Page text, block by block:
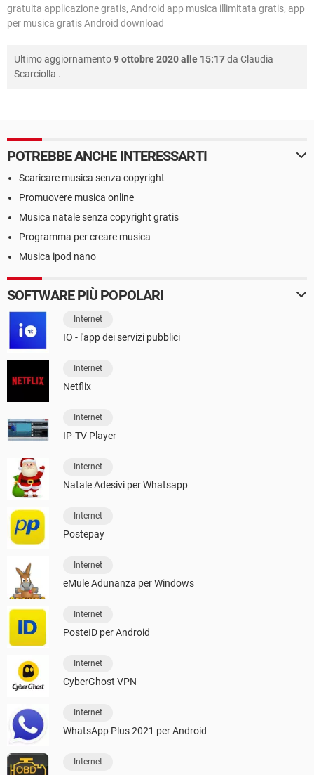
gratuita applicazione gratis, Android app musica illimitata gratis, app
per musica gratis Android download
Ultimo aggiornamento9 ottobre 2020 alle 15:17da Claudia
Scarciolla .
POTREBBE ANCHE INTERESSARTI
Scaricare musica senza copyright
Promuovere musica online
Musica natale senza copyright gratis
Programma per creare musica
Musica ipod nano
SOFTWARE PIÙ POPOLARI
Internet
IO - l'app dei servizi pubblici
Internet
Netflix
Internet
IP-TV Player
Internet
Natale Adesivi per Whatsapp
Internet
Postepay
Internet
eMule Adunanza per Windows
Internet
PosteID per Android
Internet
CyberGhost VPN
Internet
WhatsApp Plus 2021 per Android
Internet